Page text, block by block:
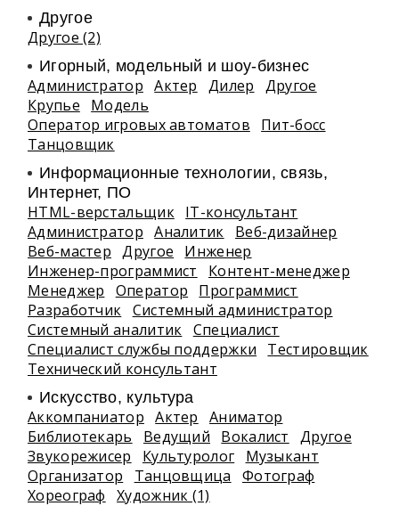
Другое
Другое (2)
Игорный, модельный и шоу-бизнес
Администратор Актер Дилер
Другое
Крупье
Модель
Оператор игровых автоматов
Пит-босс
Танцовщик
Информационные технологии, связь,
Интернет, ПО
HTML-верстальщик IT-консультант
Администратор
Аналитик
Веб-дизайнер
Веб-мастер
Другое
Инженер
Инженер-программист
Контент-менеджер
Менеджер
Оператор
Программист
Разработчик Системный администратор
Системный аналитик Специалист
Специалист службы поддержки
Тестировщик
Технический консультант
Искусство, культура
Аккомпаниатор Актер
Аниматор
Библиотекарь
Ведущий Вокалист
Другое
Звукорежисер
Культуролог
Музыкант
Организатор
Танцовщица
Фотограф
Хореограф
Художник (1)